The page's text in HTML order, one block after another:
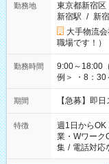
勤務地
東京都新宿区
新宿駅 / 新
大手物流
職場です！）
勤務時間
9:00～18:00（実動8時間） 希望
例＞ ・8：
・13：00～
期間 【急募】即
特徴 週1日からOK
業・Wワーク
集 / 電話対応